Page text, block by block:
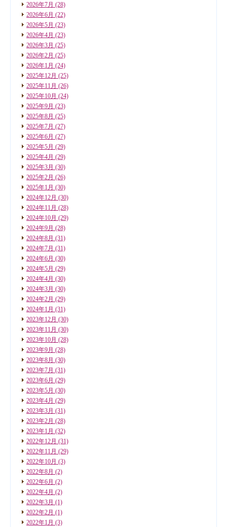
2026年7月 (28)
2026年6月 (22)
2026年5月 (23)
2026年4月 (23)
2026年3月 (25)
2026年2月 (25)
2026年1月 (24)
2025年12月 (25)
2025年11月 (26)
2025年10月 (24)
2025年9月 (23)
2025年8月 (25)
2025年7月 (27)
2025年6月 (27)
2025年5月 (29)
2025年4月 (29)
2025年3月 (30)
2025年2月 (26)
2025年1月 (30)
2024年12月 (30)
2024年11月 (28)
2024年10月 (29)
2024年9月 (28)
2024年8月 (31)
2024年7月 (31)
2024年6月 (30)
2024年5月 (29)
2024年4月 (30)
2024年3月 (30)
2024年2月 (29)
2024年1月 (31)
2023年12月 (30)
2023年11月 (30)
2023年10月 (28)
2023年9月 (28)
2023年8月 (30)
2023年7月 (31)
2023年6月 (29)
2023年5月 (30)
2023年4月 (29)
2023年3月 (31)
2023年2月 (28)
2023年1月 (32)
2022年12月 (31)
2022年11月 (29)
2022年10月 (3)
2022年8月 (2)
2022年6月 (2)
2022年4月 (2)
2022年3月 (1)
2022年2月 (1)
2022年1月 (3)